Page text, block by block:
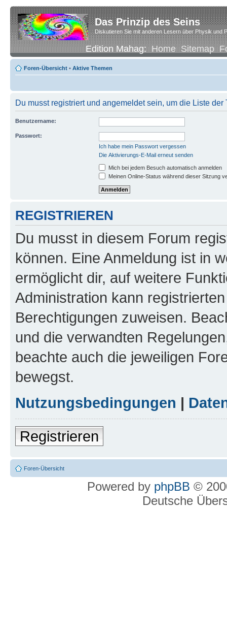
Das Prinzip des Seins
Diskutieren Sie mit anderen Lesern über Physik und
Edition Mahag:Home Sitemap
Foren-Übersicht • Aktive Themen
Du musst registriert und angemeldet sein, um die Liste
Benutzername:
Passwort:
Ich habe mein Passwort vergessen
Die Aktivierungs-E-Mail erneut senden
Mich bei jedem Besuch automatisch anmelden
Meinen Online-Status während dieser Sitzung
REGISTRIEREN
Du musst in diesem Forum
können. Eine Anmeldung ist in
ermöglicht dir, auf weitere
Administration kann
Berechtigungen zuweisen.
und die verwandten
beachte auch die jeweiligen
bewegst.
Nutzungsbedingungen |
Registrieren
Foren-Übersicht
Powered by phpBB ©
Deutsche